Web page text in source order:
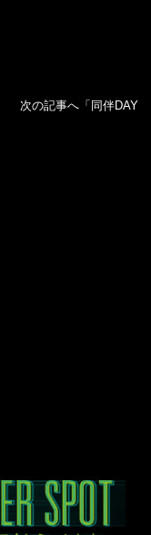
次の記事へ「 同伴DAY